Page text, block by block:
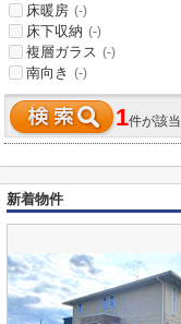
床暖房 (-)
床下収納 (-)
複層ガラス (-)
南向き (-)
1件が該当
新着物件